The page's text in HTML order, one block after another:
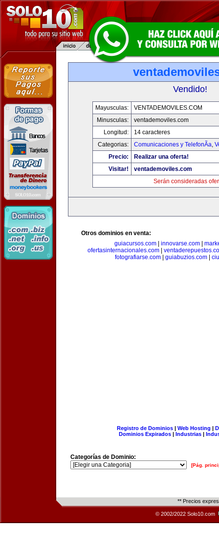
Vendido!
Mayusculas:
VENTADEMOVILES.COM
Minusculas:
ventademoviles.com
Longitud:
14 caracteres
Categorias:
Comunicaciones y TelefonÃ­a,
Precio:
Realizar una oferta!
Visitar!
ventademoviles.com
Serán consideradas
Otros dominios en venta:
guiacursos.com| innovarse.com|
ofertasinternacionales.com|
fotografiarse.com| guiabuzios.com|
Registro de Dominios| Web Hosting |
Dominios Expirados | Industrias |
Categorías de Dominio:
[Pág.
** Precios
© 2002/2022 Solo10.com